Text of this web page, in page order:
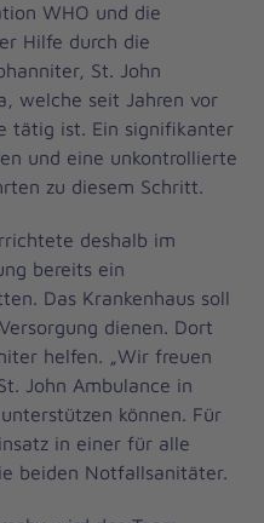
WHO und die
Hilfe durch die
St. John
welche seit Jahren vor
tätig ist. Ein signifikanter
und eine unkontrollierte
zu diesem Schritt.
deshalb im
bereits ein
Das Krankenhaus soll
dienen. Dort
helfen. „Wir freuen
John Ambulance in
können. Für
in einer für alle
beiden Notfallsanitäter.